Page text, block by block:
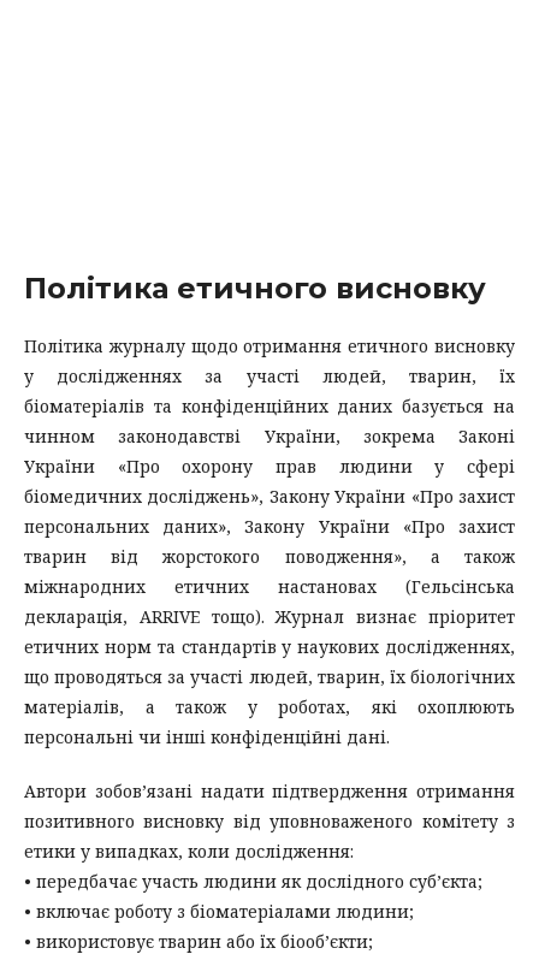
Політика етичного висновку
Політика журналу щодо отримання етичного висновку
у дослідженнях за участі людей, тварин, їх
біоматеріалів та конфіденційних даних базується на
чинном законодавстві України, зокрема Законі
України «Про охорону прав людини у сфері
біомедичних досліджень», Закону України «Про захист
персональних даних», Закону України «Про захист
тварин від жорстокого поводження», а також
міжнародних етичних настановах (Гельсінська
декларація, ARRIVE тощо). Журнал визнає пріоритет
етичних норм та стандартів у наукових дослідженнях,
що проводяться за участі людей, тварин, їх біологічних
матеріалів, а також у роботах, які охоплюють
персональні чи інші конфіденційні дані.
Автори зобов’язані надати підтвердження отримання
позитивного висновку від уповноваженого комітету з
етики у випадках, коли дослідження:
• передбачає участь людини як дослідного суб’єкта;
• включає роботу з біоматеріалами людини;
• використовує тварин або їх біооб’єкти;